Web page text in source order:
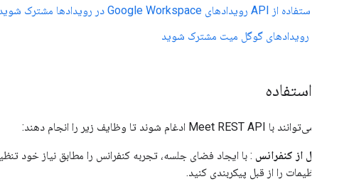
با استفاده از API رویدادهای Google Workspace در رویدادها مشترک شوید
در رویدادهای گوگل میت مشترک شوید
موارد استفاده
برنامه‌ها می‌توانند با Meet REST API ادغام شوند تا وظایف زیر را انجام دهند:
قبل از کنفرانس : با ایجاد فضای جلسه، تجربه کنفرانس را مطابق نیاز خود
تنظیمات را از قبل پیکربندی کنید.